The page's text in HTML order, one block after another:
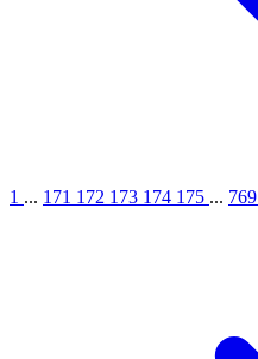
1 ... 171 172 173 174 175 ... 769